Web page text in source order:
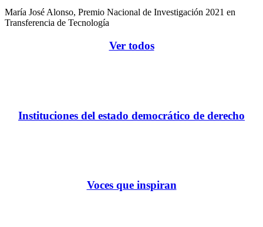
María José Alonso, Premio Nacional de Investigación 2021 en
Transferencia de Tecnología
Ver todos
Instituciones del estado democrático de derecho
Voces que inspiran